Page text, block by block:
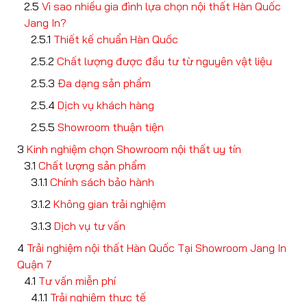
Vì sao nhiều gia đình lựa chọn nội thất Hàn Quốc
Jang In?
Thiết kế chuẩn Hàn Quốc
Chất lượng được đầu tư từ nguyên vật liệu
Đa dạng sản phẩm
Dịch vụ khách hàng
Showroom thuận tiện
Kinh nghiệm chọn Showroom nội thất uy tín
Chất lượng sản phẩm
Chính sách bảo hành
Không gian trải nghiệm
Dịch vụ tư vấn
Trải nghiệm nội thất Hàn Quốc Tại Showroom Jang In
Quận 7
Tư vấn miễn phí
Trải nghiệm thực tế